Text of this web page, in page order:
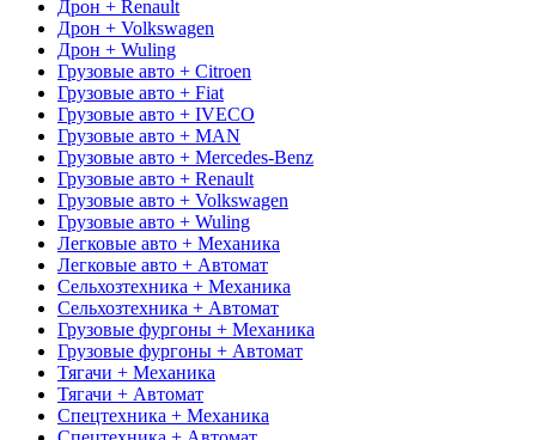
Дрон + Renault
Дрон + Volkswagen
Дрон + Wuling
Грузовые авто + Citroen
Грузовые авто + Fiat
Грузовые авто + IVECO
Грузовые авто + MAN
Грузовые авто + Mercedes-Benz
Грузовые авто + Renault
Грузовые авто + Volkswagen
Грузовые авто + Wuling
Легковые авто + Механика
Легковые авто + Автомат
Сельхозтехника + Механика
Сельхозтехника + Автомат
Грузовые фургоны + Механика
Грузовые фургоны + Автомат
Тягачи + Механика
Тягачи + Автомат
Спецтехника + Механика